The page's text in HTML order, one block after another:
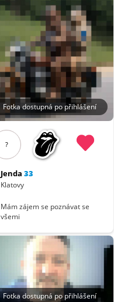
Fotka dostupná po přihlášení
?
Jenda 33
Klatovy
Mám zájem se poznávat se
všemi
Fotka dostupná po přihlášení